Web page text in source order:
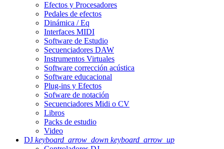
Efectos y Procesadores
Pedales de efectos
Dinámica / Eq
Interfaces MIDI
Software de Estudio
Secuenciadores DAW
Instrumentos Virtuales
Software corrección acústica
Software educacional
Plug-ins y Efectos
Sofware de notación
Secuenciadores Midi o CV
Libros
Packs de estudio
Video
DJ keyboard_arrow_down keyboard_arrow_up